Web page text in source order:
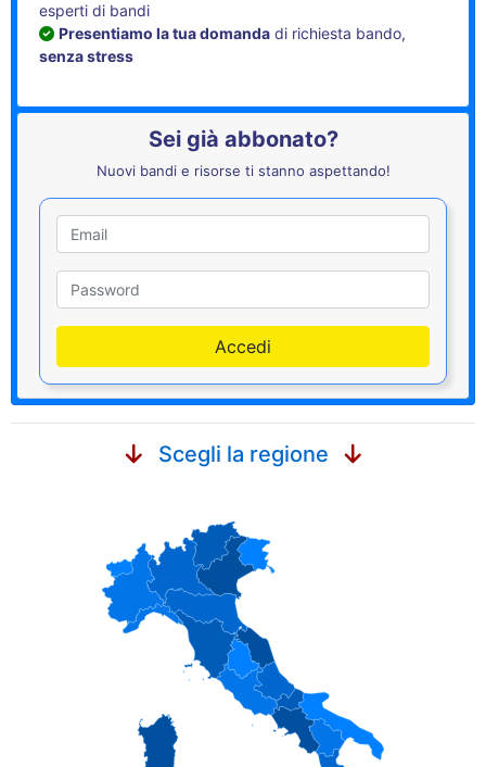
esperti di bandi
Presentiamo la tua domanda di richiesta bando,
senza stress
Sei già abbonato?
Nuovi bandi e risorse ti stanno aspettando!
Accedi
Scegli la regione